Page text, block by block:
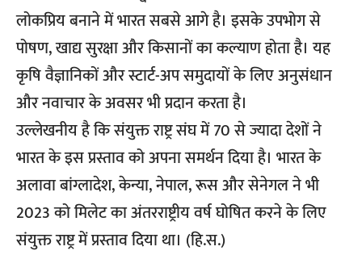
लोकप्रिय बनाने में भारत सबसे आगे है। इसके उपभोग से
पोषण, खाद्य सुरक्षा और किसानों का कल्याण होता है। यह
कृषि वैज्ञानिकों और स्टार्ट-अप समुदायों के लिए अनुसंधान
और नवाचार के अवसर भी प्रदान करता है।
उल्लेखनीय है कि संयुक्त राष्ट्र संघ में 70 से ज्यादा देशों ने
भारत के इस प्रस्ताव को अपना समर्थन दिया है। भारत के
अलावा बांग्लादेश, केन्या, नेपाल, रूस और सेनेगल ने भी
2023 को मिलेट का अंतरराष्ट्रीय वर्ष घोषित करने के लिए
संयुक्त राष्ट्र में प्रस्ताव दिया था। (हि.स.)